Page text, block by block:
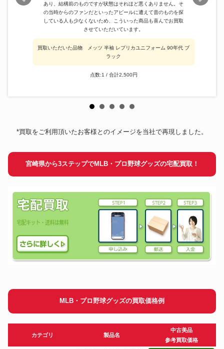
あり、結構前のものですが状態はそれほど悪くありません。そ
の当時からのファンだといったアピールに遭えて昔のものを探
している人も少なくないため、こういった商品も喜んでお買取
させていただいています。
買取いただいた品物 メッツ 半袖 レプリカユニフォーム 90年代 ブ
ラック
点数:1 / 合計2,500円
*買取をご利用頂いたお客様とのイメージを当社で再現しました。
宮崎県から3ステップでMLB・プロ野球グッズの宅配買取！
MLB・プロ野球グッズの買取価格例
カテゴリ 製品名
中古美品
参考買取価格